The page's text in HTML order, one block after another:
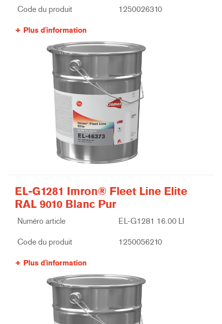
Code du produit 1250026310
Plus d'information
EL-G1281 Imron® Fleet Line Elite
RAL 9010 Blanc Pur
Numéro article EL-G1281 16.00 LI
Code du produit 1250056210
Plus d'information